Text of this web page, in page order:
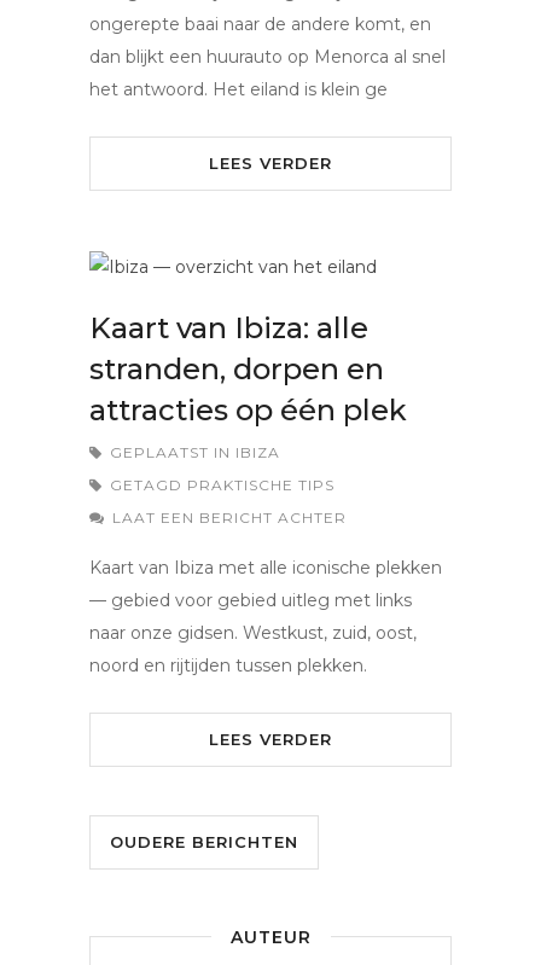
ongerepte baai naar de andere komt, en
dan blijkt een huurauto op Menorca al snel
het antwoord. Het eiland is klein ge
LEES VERDER
Kaart van Ibiza: alle
stranden, dorpen en
attracties op één plek
GEPLAATST IN IBIZA
GETAGD PRAKTISCHE TIPS
LAAT EEN BERICHT ACHTER
Kaart van Ibiza met alle iconische plekken
— gebied voor gebied uitleg met links
naar onze gidsen. Westkust, zuid, oost,
noord en rijtijden tussen plekken.
LEES VERDER
OUDERE BERICHTEN
AUTEUR